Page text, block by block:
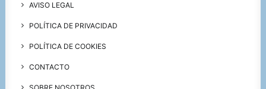
AVISO LEGAL
POLÍTICA DE PRIVACIDAD
POLÍTICA DE COOKIES
CONTACTO